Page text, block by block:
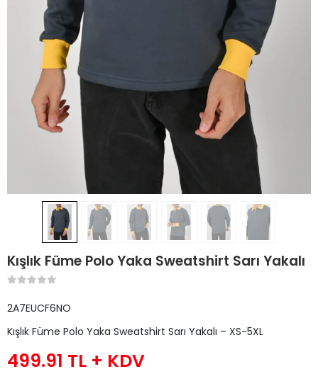
Kışlık Füme Polo Yaka Sweatshirt Sarı Yakalı
2A7EUCF6NO
Kışlık Füme Polo Yaka Sweatshirt Sarı Yakalı – XS-5XL
499.91 TL + KDV